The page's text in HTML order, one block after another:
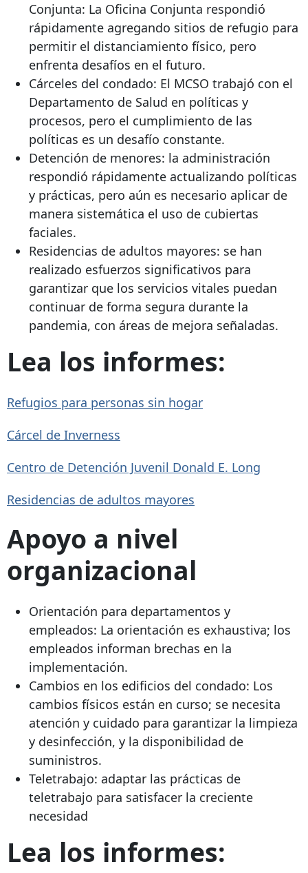
Conjunta: La Oficina Conjunta respondió
rápidamente agregando sitios de refugio para
permitir el distanciamiento físico, pero
enfrenta desafíos en el futuro.
Cárceles del condado: El MCSO trabajó con el
Departamento de Salud en políticas y
procesos, pero el cumplimiento de las
políticas es un desafío constante.
Detención de menores: la administración
respondió rápidamente actualizando políticas
y prácticas, pero aún es necesario aplicar de
manera sistemática el uso de cubiertas
faciales.
Residencias de adultos mayores: se han
realizado esfuerzos significativos para
garantizar que los servicios vitales puedan
continuar de forma segura durante la
pandemia, con áreas de mejora señaladas.
Lea los informes:
Refugios para personas sin hogar
Cárcel de Inverness
Centro de Detención Juvenil Donald E. Long
Residencias de adultos mayores
Apoyo a nivel
organizacional
Orientación para departamentos y
empleados: La orientación es exhaustiva; los
empleados informan brechas en la
implementación.
Cambios en los edificios del condado: Los
cambios físicos están en curso; se necesita
atención y cuidado para garantizar la limpieza
y desinfección, y la disponibilidad de
suministros.
Teletrabajo: adaptar las prácticas de
teletrabajo para satisfacer la creciente
necesidad
Lea los informes: